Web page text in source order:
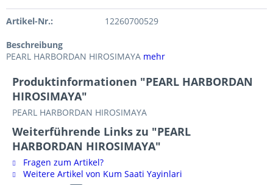
Artikel-Nr.: 12260700529
Beschreibung
PEARL HARBORDAN HIROSIMAYA mehr
Produktinformationen "PEARL HARBORDAN
HIROSIMAYA"
PEARL HARBORDAN HIROSIMAYA
Weiterführende Links zu "PEARL
HARBORDAN HIROSIMAYA"
Fragen zum Artikel?
Weitere Artikel von Kum Saati Yayinlari